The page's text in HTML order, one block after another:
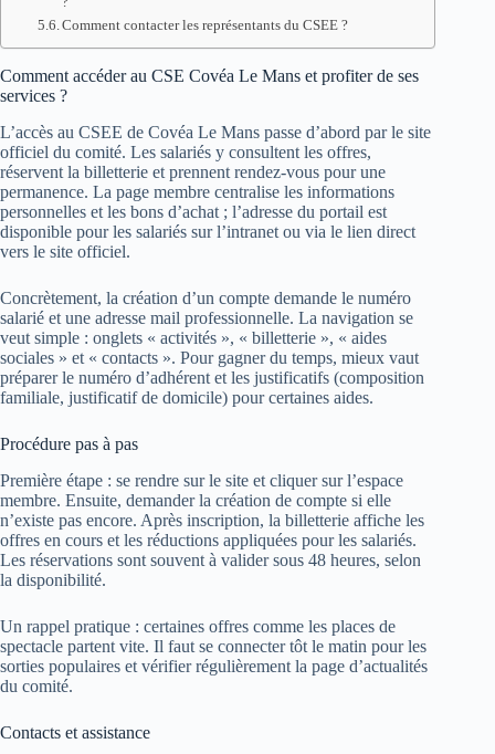
Comment contacter les représentants du CSEE ?
Comment accéder au CSE Covéa Le Mans et profiter de ses
services ?
L’accès au CSEE de Covéa Le Mans passe d’abord par le site
officiel du comité. Les salariés y consultent les offres,
réservent la billetterie et prennent rendez-vous pour une
permanence. La page membre centralise les informations
personnelles et les bons d’achat ; l’adresse du portail est
disponible pour les salariés sur l’intranet ou via le lien direct
vers le site officiel.
Concrètement, la création d’un compte demande le numéro
salarié et une adresse mail professionnelle. La navigation se
veut simple : onglets « activités », « billetterie », « aides
sociales » et « contacts ». Pour gagner du temps, mieux vaut
préparer le numéro d’adhérent et les justificatifs (composition
familiale, justificatif de domicile) pour certaines aides.
Procédure pas à pas
Première étape : se rendre sur le site et cliquer sur l’espace
membre. Ensuite, demander la création de compte si elle
n’existe pas encore. Après inscription, la billetterie affiche les
offres en cours et les réductions appliquées pour les salariés.
Les réservations sont souvent à valider sous 48 heures, selon
la disponibilité.
Un rappel pratique : certaines offres comme les places de
spectacle partent vite. Il faut se connecter tôt le matin pour les
sorties populaires et vérifier régulièrement la page d’actualités
du comité.
Contacts et assistance